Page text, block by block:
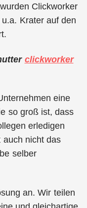
Clickworker
Krater auf den
clickworker
eine
so groß ist, dass
erledigen
auch nicht das
selber
an. Wir teilen